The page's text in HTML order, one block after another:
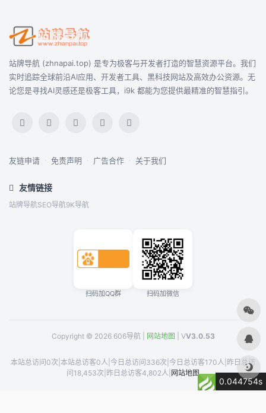
站牌导航 (zhnapai.top) 是专为极客与开发者打造的智慧资源平台。我们
实时追踪全球前沿AI应用、开发者工具、黑科技网站及高效办公资源。无
论您是寻找AI灵感还是极客工具，i9k 都能为您提供最精准的智慧指引。
友链申请 · 免责声明 · 广告合作 · 关于我们
友情链接
站牌导航SEO导航9K导航
扫码加QQ群 扫码加微信
Copyright © 2026 606导航 | 网站地图 | VV3.0.53
本站总访问0次 本站总访客0人 今日总访问336次 今日总访客170人 昨日总访
问18,453次 昨日总访客4,802人 网站地图
0.044754s